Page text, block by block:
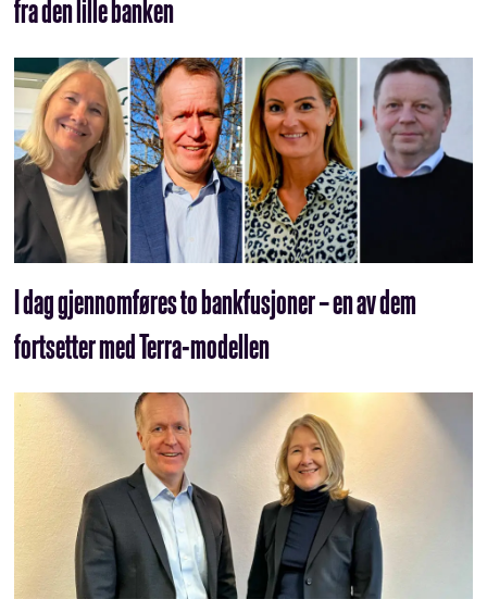
fra den lille banken
I dag gjennomføres to bankfusjoner – en av dem
fortsetter med Terra-modellen